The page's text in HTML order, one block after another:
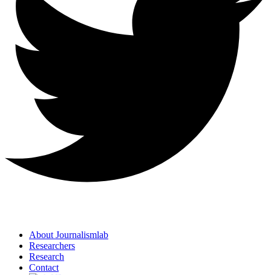
About Journalismlab
Researchers
Research
Contact